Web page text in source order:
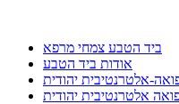
ביד הטבע צמחי מרפא
אודות ביד הטבע
אלטרנטיבית יהודית
אלטרנטיבית יהודית